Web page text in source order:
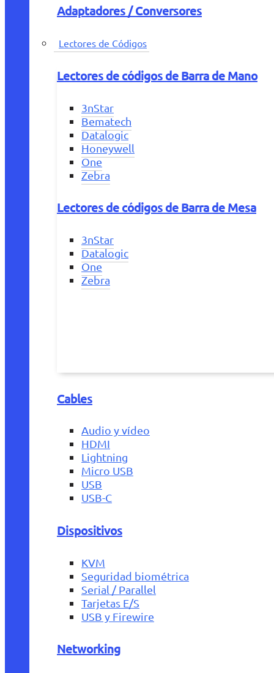
Adaptadores / Conversores
Lectores de Códigos
Lectores de códigos de Barra de Mano
3nStar
Bematech
Datalogic
Honeywell
One
Zebra
Lectores de códigos de Barra de Mesa
3nStar
Datalogic
One
Zebra
Cables
Audio y vídeo
HDMI
Lightning
Micro USB
USB
USB-C
Dispositivos
KVM
Seguridad biométrica
Serial / Parallel
Tarjetas E/S
USB y Firewire
Networking